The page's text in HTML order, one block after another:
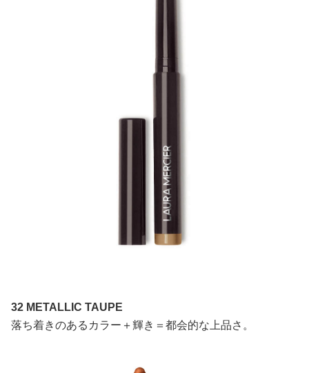
32 METALLIC TAUPE
落ち着きのあるカラー＋輝き＝都会的な上品さ。